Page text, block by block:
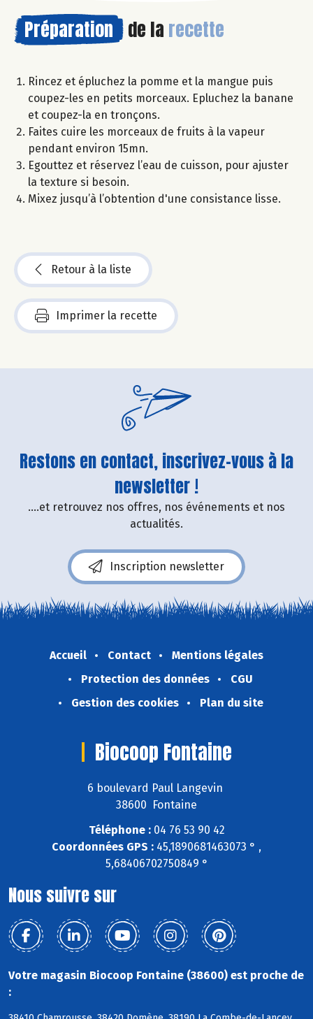
Préparation de la recette
Rincez et épluchez la pomme et la mangue puis
coupez-les en petits morceaux. Epluchez la banane
et coupez-la en tronçons.
Faites cuire les morceaux de fruits à la vapeur
pendant environ 15mn.
Egouttez et réservez l’eau de cuisson, pour ajuster
la texture si besoin.
Mixez jusqu’à l’obtention d'une consistance lisse.
Retour à la liste
Imprimer la recette
Restons en contact, inscrivez-vous à la
newsletter !
....et retrouvez nos offres, nos événements et nos
actualités.
Inscription newsletter
Accueil Contact
Mentions légales
Protection des données
CGU
Gestion des cookies
Plan du site
Biocoop Fontaine
6 boulevard Paul Langevin
38600 Fontaine
Téléphone :04 76 53 90 42
Coordonnées GPS : 45,1890681463073 ° ,
5,68406702750849 °
Nous suivre sur
Votre magasin Biocoop Fontaine (38600) est proche de
: